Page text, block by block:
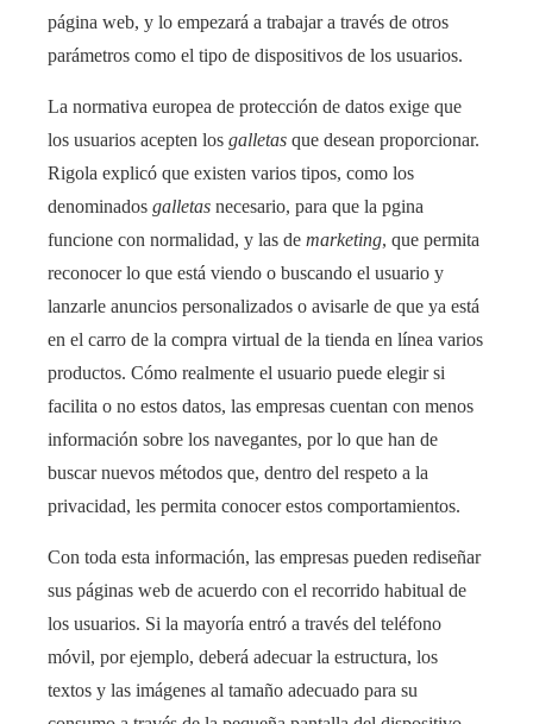
página web, y lo empezará a trabajar a través de otros
parámetros como el tipo de dispositivos de los usuarios.
La normativa europea de protección de datos exige que
los usuarios acepten los galletas que desean proporcionar.
Rigola explicó que existen varios tipos, como los
denominados galletas necesario, para que la pgina
funcione con normalidad, y las de marketing, que permita
reconocer lo que está viendo o buscando el usuario y
lanzarle anuncios personalizados o avisarle de que ya está
en el carro de la compra virtual de la tienda en línea varios
productos. Cómo realmente el usuario puede elegir si
facilita o no estos datos, las empresas cuentan con menos
información sobre los navegantes, por lo que han de
buscar nuevos métodos que, dentro del respeto a la
privacidad, les permita conocer estos comportamientos.
Con toda esta información, las empresas pueden rediseñar
sus páginas web de acuerdo con el recorrido habitual de
los usuarios. Si la mayoría entró a través del teléfono
móvil, por ejemplo, deberá adecuar la estructura, los
textos y las imágenes al tamaño adecuado para su